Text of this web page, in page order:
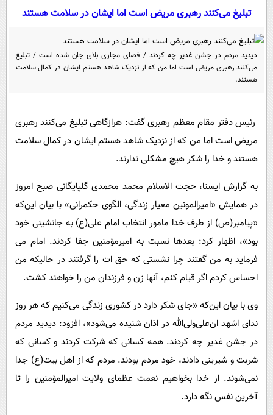
خودرو
اجتماعی
حوادث
سلامت
سفر و تفریح
ورزشی
بین الملل
سیاست خارجی
فرهنگ و هنر
علمی
اخبار کریپتو
گوناگون
سرگرمی
باشگاه مغز
مجله تصویری سلاح
فیلم
اقتصاد
سیاست
سرگرمی
فناوری
سلامت
فرهنگی
بین الملل
عصر ایران 2
داستان کوتاه
پیامک
روانشناسی
آموزش زبان
تبلیغ می‌کنند رهبری مریض است اما ایشان در سلامت هستند
دیدید مردم در جشن غدیر چه کردند / فصای مجازی بلای جان شده است / تبلیغ
می‌کنند رهبری مریض است اما من که از نزدیک شاهد هستم ایشان در کمال سلامت
هستند.
رئیس دفتر مقام معظم رهبری گفت: هرازگاهی تبلیغ می‌کنند رهبری
مریض است اما من که از نزدیک شاهد هستم ایشان در کمال سلامت
هستند و خدا را شکر هیچ مشکلی ندارند.
به گزارش ایسنا، حجت الاسلام محمد محمدی گلپایگانی صبح امروز
در همایش «امیرالمونین معیار زندگی، الگوی حکمرانی» با بیان این‌که
«پیامبر(ص) از طرف خدا مامور انتخاب امام علی(ع) به جانشینی خود
بود»، اظهار کرد: بعدها نسبت به امیرمؤمنین جفا کردند. امام می
فرماید به من گفتند چرا نشستی که حق ات را گرفتند در حالیکه من
احساس کردم اگر قیام کنم، آنها زن و فرزندان من را خواهند کشت.
وی با بیان این‌که «جای شکر دارد در کشوری زندگی می‌کنیم که هر روز
ندای اشهد ان‌علی‌ولی‌الله در اذان شنیده می‌شود»، افزود: دیدید مردم
در جشن غدیر چه کردند. همه کسانی که شرکت کردند و کسانی که
شربت و شیرینی دادند، خود مردم بودند. مردم که از اهل بیت(ع) جدا
نمی‌شوند. از خدا بخواهیم نعمت عظمای ولایت امیرالمؤمنین را تا
آخرین نفس نگه دارد.